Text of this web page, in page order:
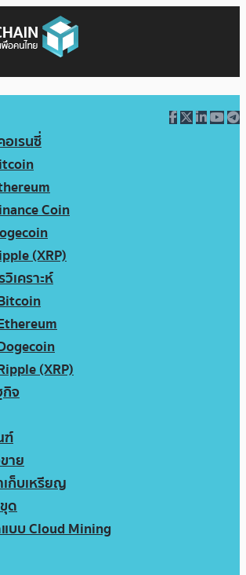
อเรนซี่
Coin
(XRP)
เคราะห์
(XRP)
จ
ฑ์
าย
เก็บเหรียญ
ด
บบ Cloud Mining